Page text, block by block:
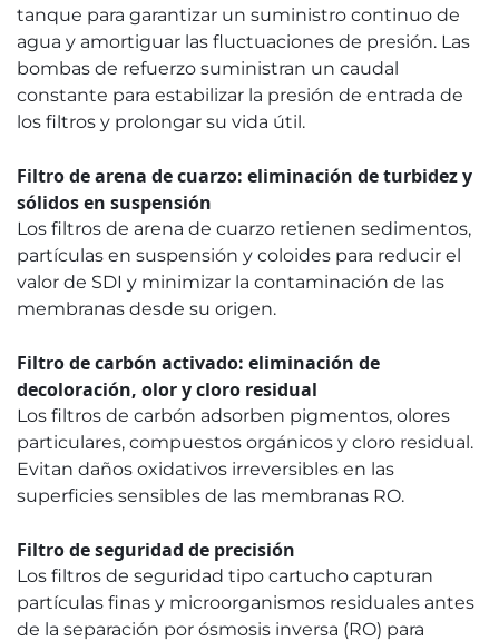
tanque para garantizar un suministro continuo de
agua y amortiguar las fluctuaciones de presión. Las
bombas de refuerzo suministran un caudal
constante para estabilizar la presión de entrada de
los filtros y prolongar su vida útil.
Filtro de arena de cuarzo: eliminación de turbidez y
sólidos en suspensión
Los filtros de arena de cuarzo retienen sedimentos,
partículas en suspensión y coloides para reducir el
valor de SDI y minimizar la contaminación de las
membranas desde su origen.
Filtro de carbón activado: eliminación de
decoloración, olor y cloro residual
Los filtros de carbón adsorben pigmentos, olores
particulares, compuestos orgánicos y cloro residual.
Evitan daños oxidativos irreversibles en las
superficies sensibles de las membranas RO.
Filtro de seguridad de precisión
Los filtros de seguridad tipo cartucho capturan
partículas finas y microorganismos residuales antes
de la separación por ósmosis inversa (RO) para